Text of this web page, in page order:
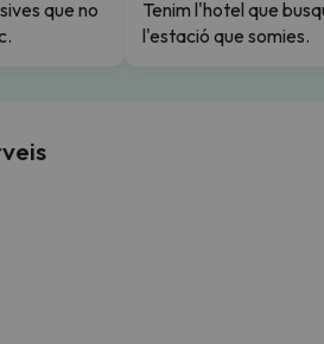
que no
Tenim l'hotel que
l'estació que somies.